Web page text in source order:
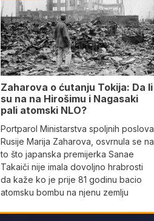
Zaharova o ćutanju Tokija: Da li
su na na Hirošimu i Nagasaki
pali atomski NLO?
Portparol Ministarstva spoljnih poslova
Rusije Marija Zaharova, osvrnula se na
to što japanska premijerka Sanae
Takaiči nije imala dovoljno hrabrosti
da kaže ko je prije 81 godinu bacio
atomsku bombu na njenu zemlju